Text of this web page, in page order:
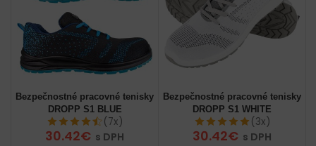
Bezpečnostné pracovné tenisky
DROPP S1 BLUE
(7x)
30.42€ s DPH
Bezpečnostné pracovné tenisky
DROPP S1 WHITE
(3x)
30.42€ s DPH